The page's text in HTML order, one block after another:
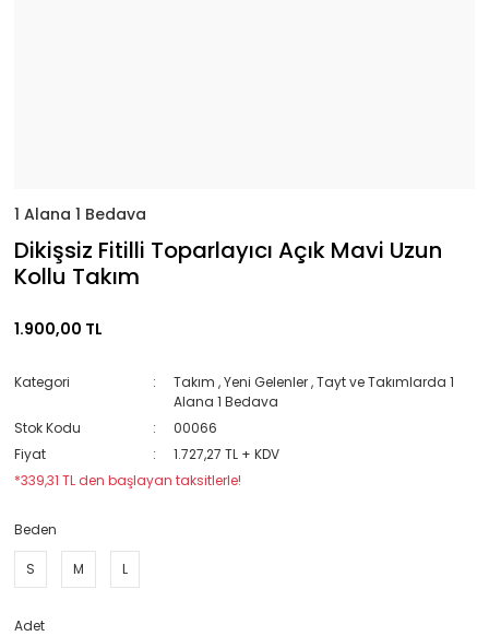
1 Alana 1 Bedava
Dikişsiz Fitilli Toparlayıcı Açık Mavi Uzun
Kollu Takım
1.900,00 TL
Kategori Takım ,Yeni Gelenler ,Tayt ve Takımlarda 1
Alana 1 Bedava
Stok Kodu
00066
Fiyat
1.727,27 TL + KDV
*339,31 TL den başlayan taksitlerle!
Beden
S M L
Adet